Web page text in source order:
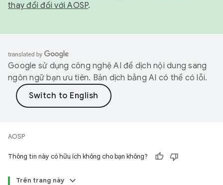
thay đổi đối với AOSP.
Google sử dụng công nghệ AI để dịch nội dung sang
ngôn ngữ bạn ưu tiên. Bản dịch bằng AI có thể có lỗi.
AOSP
Thông tin này có hữu ích không cho bạn không?
Trên trang này